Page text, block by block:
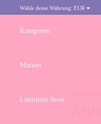
Wähle deine Währung: EUR
Kategorien
Marken
Limitierte Serie